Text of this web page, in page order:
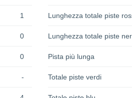
1
0
0
-
Lunghezza totale piste
Lunghezza totale piste
Pista più lunga
Totale piste verdi